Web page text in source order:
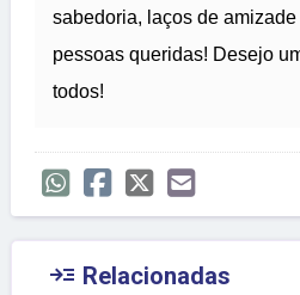
sabedoria, laços de
pessoas queridas! Desejo
todos!
 Relacionadas